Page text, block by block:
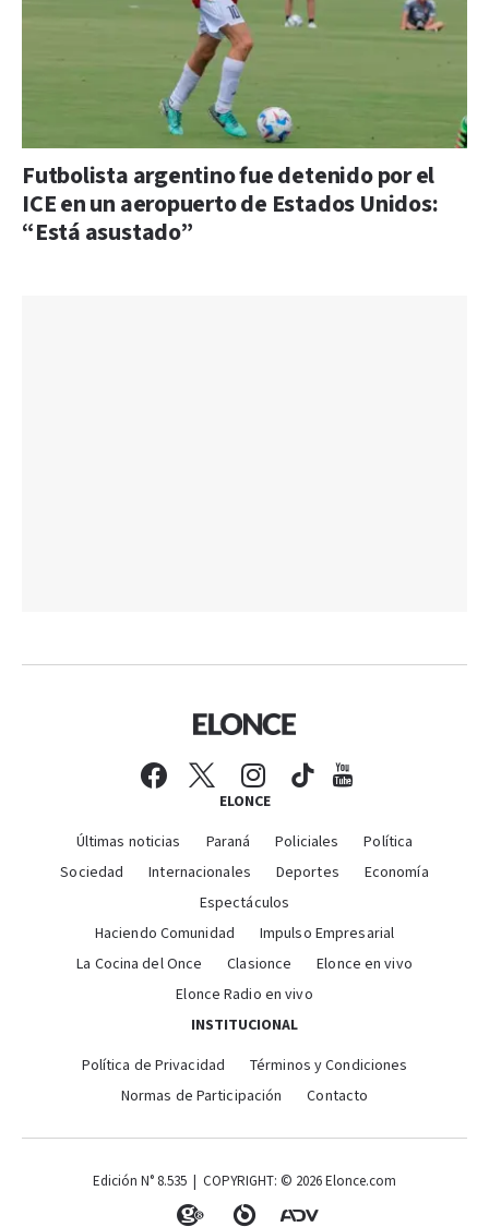
Futbolista argentino fue detenido por el
ICE en un aeropuerto de Estados Unidos:
“Está asustado”
ELONCE
Últimas noticias Paraná Policiales
Política
Sociedad
Internacionales Deportes
Economía
Espectáculos
Haciendo Comunidad
Impulso Empresarial
La Cocina del Once
Clasionce
Elonce en vivo
Elonce Radio en vivo
INSTITUCIONAL
Política de Privacidad
Términos y Condiciones
Normas de Participación
Contacto
Edición N° 8.535 | COPYRIGHT: © 2026 Elonce.com